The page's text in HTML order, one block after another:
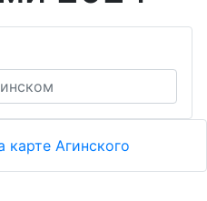
карте Агинского